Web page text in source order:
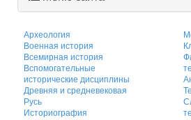
Археология
Военная история
Всемирная история
Вспомогательные
исторические дисциплины
Древняя и средневековая
Русь
Историография